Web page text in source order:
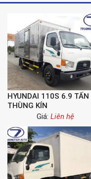
HYUNDAI 110S 6.9 TẤN
THÙNG KÍN
Giá: Liên hệ